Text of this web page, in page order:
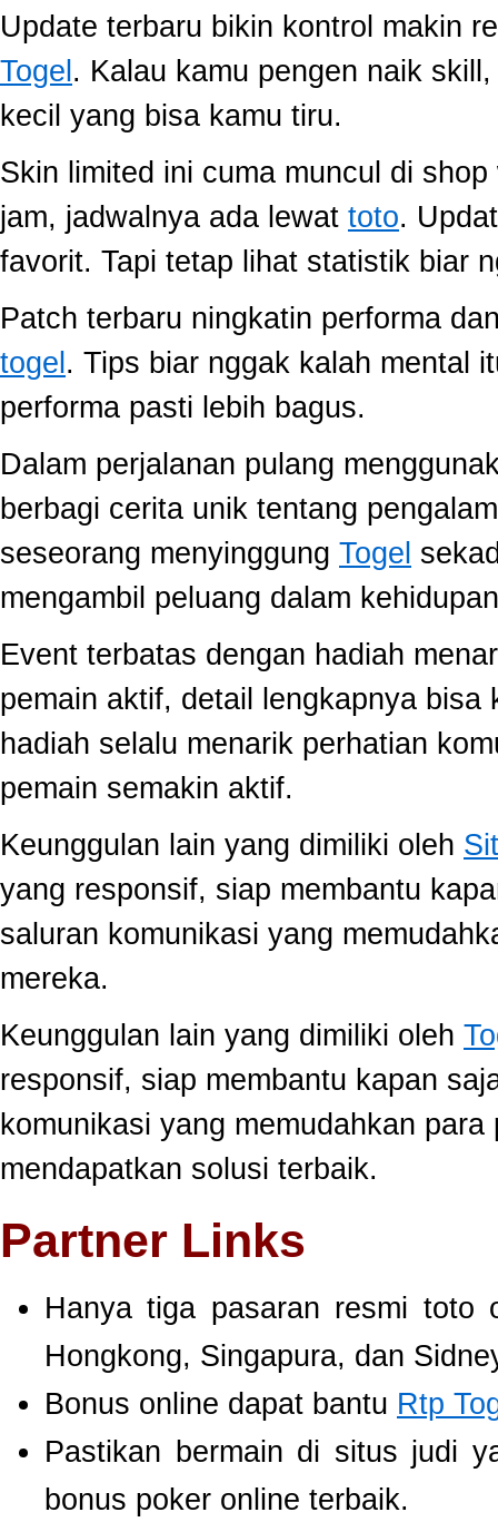
Update terbaru bikin kontrol makin
Togel . Kalau kamu pengen naik
kecil yang bisa kamu tiru.
Skin limited ini cuma muncul di
jam, jadwalnya ada lewat toto.
favorit. Tapi tetap lihat statistik biar
Patch terbaru ningkatin performa
togel . Tips biar nggak kalah mental
performa pasti lebih bagus.
Dalam perjalanan pulang
berbagi cerita unik tentang
seseorang menyinggung Togel
mengambil peluang dalam
Event terbatas dengan hadiah
pemain aktif, detail lengkapnya
hadiah selalu menarik perhatian
pemain semakin aktif.
Keunggulan lain yang dimiliki oleh
yang responsif, siap membantu
saluran komunikasi yang
mereka.
Keunggulan lain yang dimiliki oleh
responsif, siap membantu kapan
komunikasi yang memudahkan
mendapatkan solusi terbaik.
Partner Links
Hanya tiga pasaran resmi
Hongkong, Singapura, dan
Bonus online dapat bantu Rtp
Pastikan bermain di situs judi
bonus poker online terbaik.